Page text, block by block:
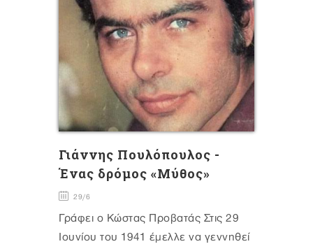
Γιάννης Πουλόπουλος -
Ένας δρόμος «Μύθος»
29/6
Γράφει ο Κώστας Προβατάς Στις 29
Ιουνίου του 1941 έμελλε να γεννηθεί